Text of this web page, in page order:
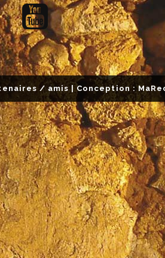
/ amis| Conception :